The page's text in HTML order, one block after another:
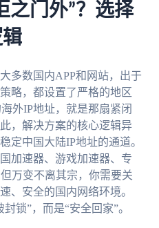
之门外”？选择
多数国内APP和网站，出于
略，都设置了严格的地区
外IP地址，就是那扇紧闭
，解决方案的核心逻辑异
定中国大陆IP地址的通道。
加速器、游戏加速器、专
万变不离其宗，你需要关
、安全的国内网络环境。
锁”，而是“安全回家”。